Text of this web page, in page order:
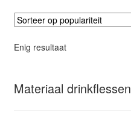
Enig resultaat
Materiaal drinkflessen